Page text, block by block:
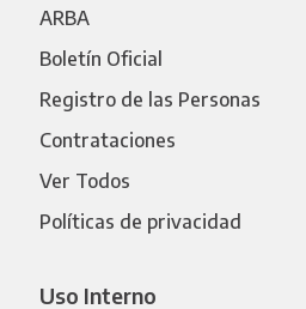
ARBA
Boletín Oficial
Registro de las Personas
Contrataciones
Ver Todos
Políticas de privacidad
Uso Interno